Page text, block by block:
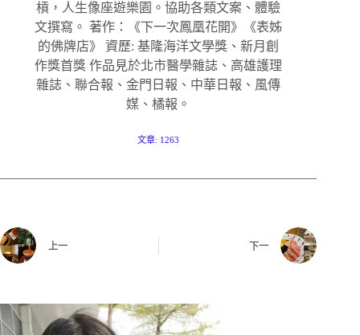
槓，人生像座遊樂園。協助各類文案、體驗
文撰寫。 著作：《下一次鳳凰花開》《表姊
的佛牌店》 資歷: 基隆海洋文學獎、新月創
作獎首獎 作品見於北市醫學雜誌、高雄護理
雜誌、聯合報、金門日報、中華日報、風傳
媒、橘報。
文章: 1263
上一 下一